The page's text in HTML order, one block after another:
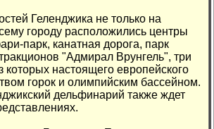
Геленджика не только на
городу расположились центры
парк, канатная дорога, парк
"Адмирал Врунгель", три
которых настоящего европейского
горок и олимпийским бассейном.
дельфинарий также ждет